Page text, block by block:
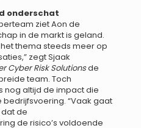
onderschat
ziet Aon de
in de markt is geland.
thema steeds meer op
zegt Sjaak
Cyber Risk Solutionsde
team. Toch
nog altijd de impact die
“Vaak gaat
de
de risico’s voldoende